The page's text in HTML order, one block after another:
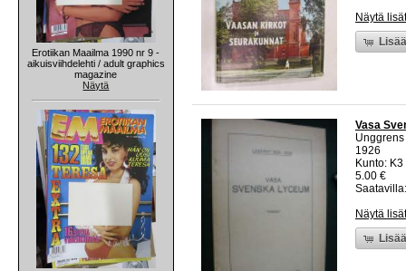
Erotiikan Maailma 1990 nr 9 -
aikuisviihdelehti / adult graphics
magazine
Näytä
Näytä
Vasa
Unggrens
1926
Kunto:
5.00 €
Näytä